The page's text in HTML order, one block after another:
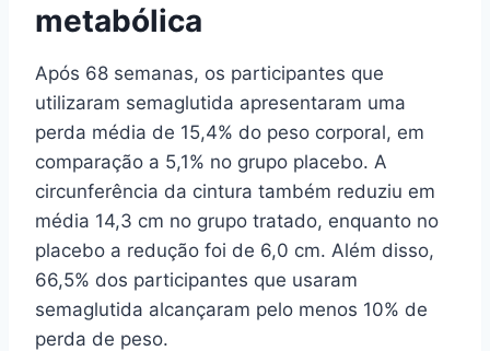
metabólica
Após 68 semanas, os participantes que
utilizaram semaglutida apresentaram uma
perda média de 15,4% do peso corporal, em
comparação a 5,1% no grupo placebo. A
circunferência da cintura também reduziu em
média 14,3 cm no grupo tratado, enquanto no
placebo a redução foi de 6,0 cm. Além disso,
66,5% dos participantes que usaram
semaglutida alcançaram pelo menos 10% de
perda de peso.